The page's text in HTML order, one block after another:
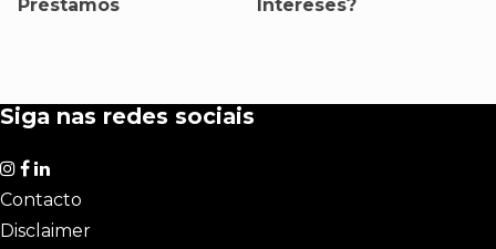
Préstamos
Intereses?
Siga nas redes sociais
Contacto
Disclaimer